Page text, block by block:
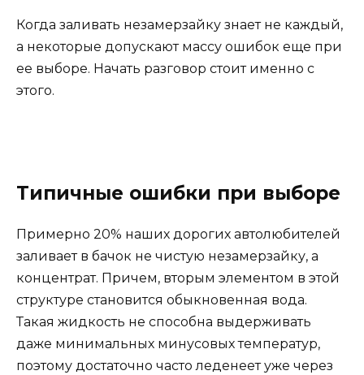
Когда заливать незамерзайку знает не каждый,
а некоторые допускают массу ошибок еще при
ее выборе. Начать разговор стоит именно с
этого.
Типичные ошибки при выборе
Примерно 20% наших дорогих автолюбителей
заливает в бачок не чистую незамерзайку, а
концентрат. Причем, вторым элементом в этой
структуре становится обыкновенная вода.
Такая жидкость не способна выдерживать
даже минимальных минусовых температур,
поэтому достаточно часто леденеет уже через